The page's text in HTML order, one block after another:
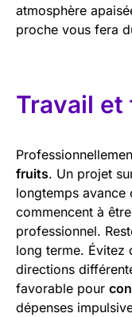
atmosphère
proche vous fera
Travail et
fruits. Un projet
longtemps avance
commencent à
professionnel.
long terme. Évitez
directions
favorable pour
dépenses